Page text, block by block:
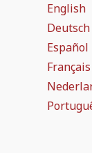
English
Deutsch
Español
Français